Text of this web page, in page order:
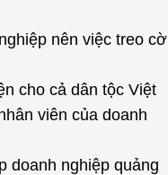
nên việc treo cờ
cho cả dân tộc Việt
viên của doanh
doanh nghiệp quảng